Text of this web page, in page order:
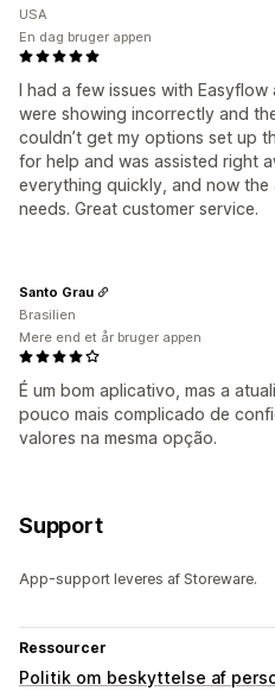
I had a few issues with
were showing incorrectly and
couldn’t get my options set up
for help and was assisted right
everything quickly, and now
needs. Great customer service.
USA
En dag bruger appen
É um bom aplicativo, mas a
pouco mais complicado de
valores na mesma opção.
Santo Grau
Brasilien
Mere end et år bruger appen
Support
App-support leveres af Storeware.
Ressourcer
Politik om beskyttelse af